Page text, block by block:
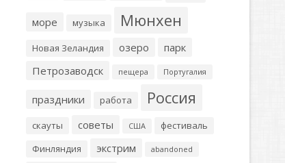
море музыка Мюнхен
Новая Зеландия озеро
парк
Петрозаводск
пещера Португалия
праздники работа Россия
скауты советы США
фестиваль
Финляндия
экстрим abandoned